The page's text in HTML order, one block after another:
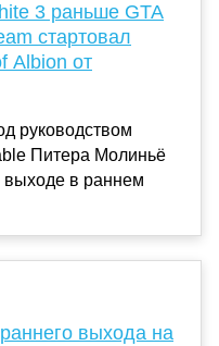
3 раньше GTA
стартовал
Albion от
руководством
Питера Молиньё
выходе в раннем
выхода на